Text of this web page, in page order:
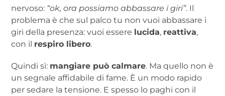
nervoso: “ok, ora possiamo abbassare i giri”. Il
problema è che sul palco tu non vuoi abbassare i
giri della presenza: vuoi essere lucida, reattiva,
con il respiro libero.
Quindi sì: mangiare può calmare. Ma quello non è
un segnale affidabile di fame. È un modo rapido
per sedare la tensione. E spesso lo paghi con il